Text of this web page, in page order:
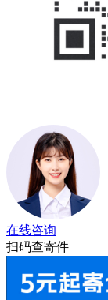
在线咨询
扫码查寄件